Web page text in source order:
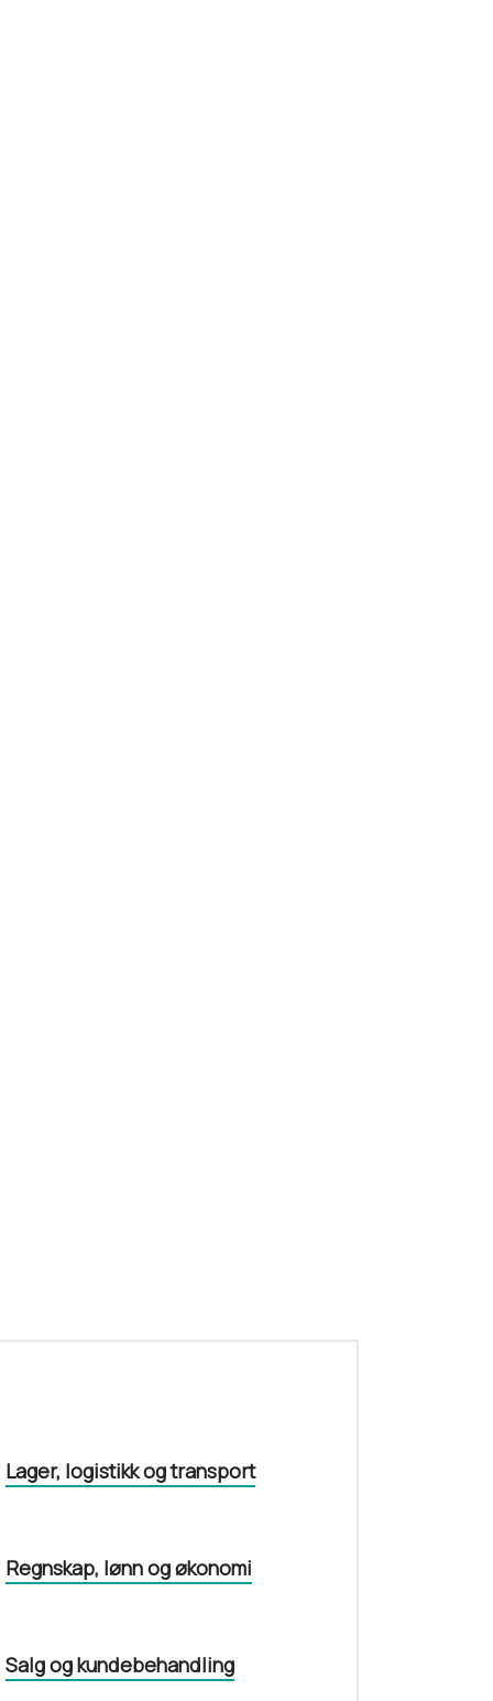
Lager, logistikk og transport
Regnskap, lønn og økonomi
Salg og kundebehandling